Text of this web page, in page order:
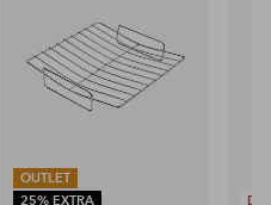
OUTLET
25% EXTRA